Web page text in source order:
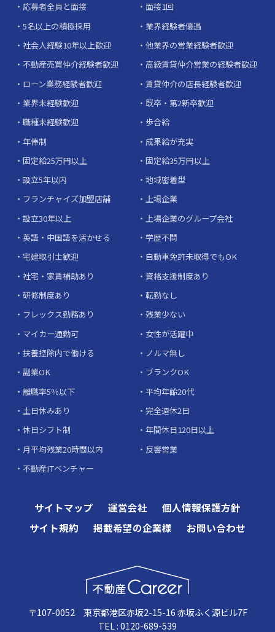
応募者全員と面接
面接1回
5名以上の積極採用
業界経験者優遇
社会人経験10年以上歓迎
他業界の営業経験者歓迎
不動産売買仲介経験者歓迎
高級賃貸仲介営業の経験者歓迎
ローン業務経験者歓迎
賃貸仲介の店長経験者歓迎
業界未経験歓迎
既卒・第2新卒歓迎
職種未経験歓迎
歩合給
年俸制
成果給が充実
固定給25万円以上
固定給35万円以上
設立5年以内
地域密着型
フランチャイズ加盟店舗
上場企業
設立30年以上
上場企業のグループ会社
英語・中国語を活かせる
学歴不問
宅建取引士歓迎
自動車免許未取得でもOK
社宅・家賃補助あり
資格支援制度あり
研修制度あり
転勤なし
フレックス勤務あり
残業少ない
マイカー通勤可
女性が活躍中
扶養控除内で働ける
ノルマ無し
副業OK
ブランクOK
離職率5％以下
平均年齢20代
土日休みあり
完全週休2日
休日シフト制
年間休日120日以上
月平均残業20時間以内
反響営業
不動産ITベンチャー
サイトマップ 運営会社
個人情報保護方針
サイト規約
掲載希望の企業様 お問い合わせ
〒107-0052 東京都港区赤坂2-15-16 赤坂ふく源ビル7F
TEL : 0120-689-539